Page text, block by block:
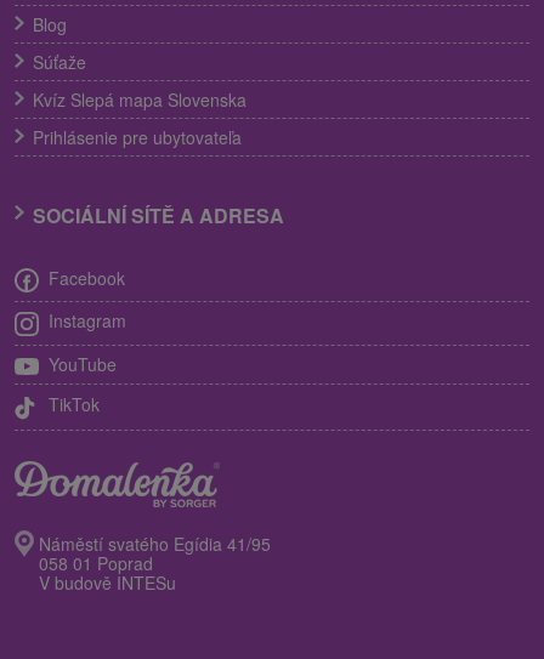
Blog
Súťaže
Kvíz Slepá mapa Slovenska
Prihlásenie pre ubytovateľa
SOCIÁLNÍ SÍTĚ A ADRESA
Facebook
Instagram
YouTube
TikTok
Náměstí svatého Egídia 41/95
058 01 Poprad
V budově INTESu